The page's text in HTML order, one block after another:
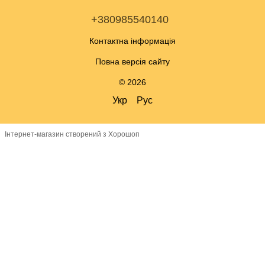
+380985540140
Контактна інформація
Повна версія сайту
© 2026
Укр Рус
Інтернет-магазин створений з Хорошоп